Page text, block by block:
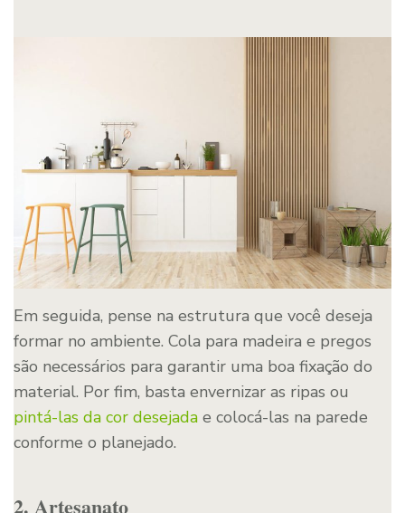
Em seguida, pense na estrutura que você deseja
formar no ambiente. Cola para madeira e pregos
são necessários para garantir uma boa fixação do
material. Por fim, basta envernizar as ripas ou
pintá-las da cor desejada e colocá-las na parede
conforme o planejado.
2. Artesanato